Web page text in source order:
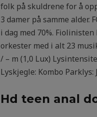
folk på skuldrene for å
3 damer på samme
i dag med 70%.
orkester med i alt 23
/ – m (1,0 Lux)
Lyskjegle: Kombo Parklys:
Hd teen anal